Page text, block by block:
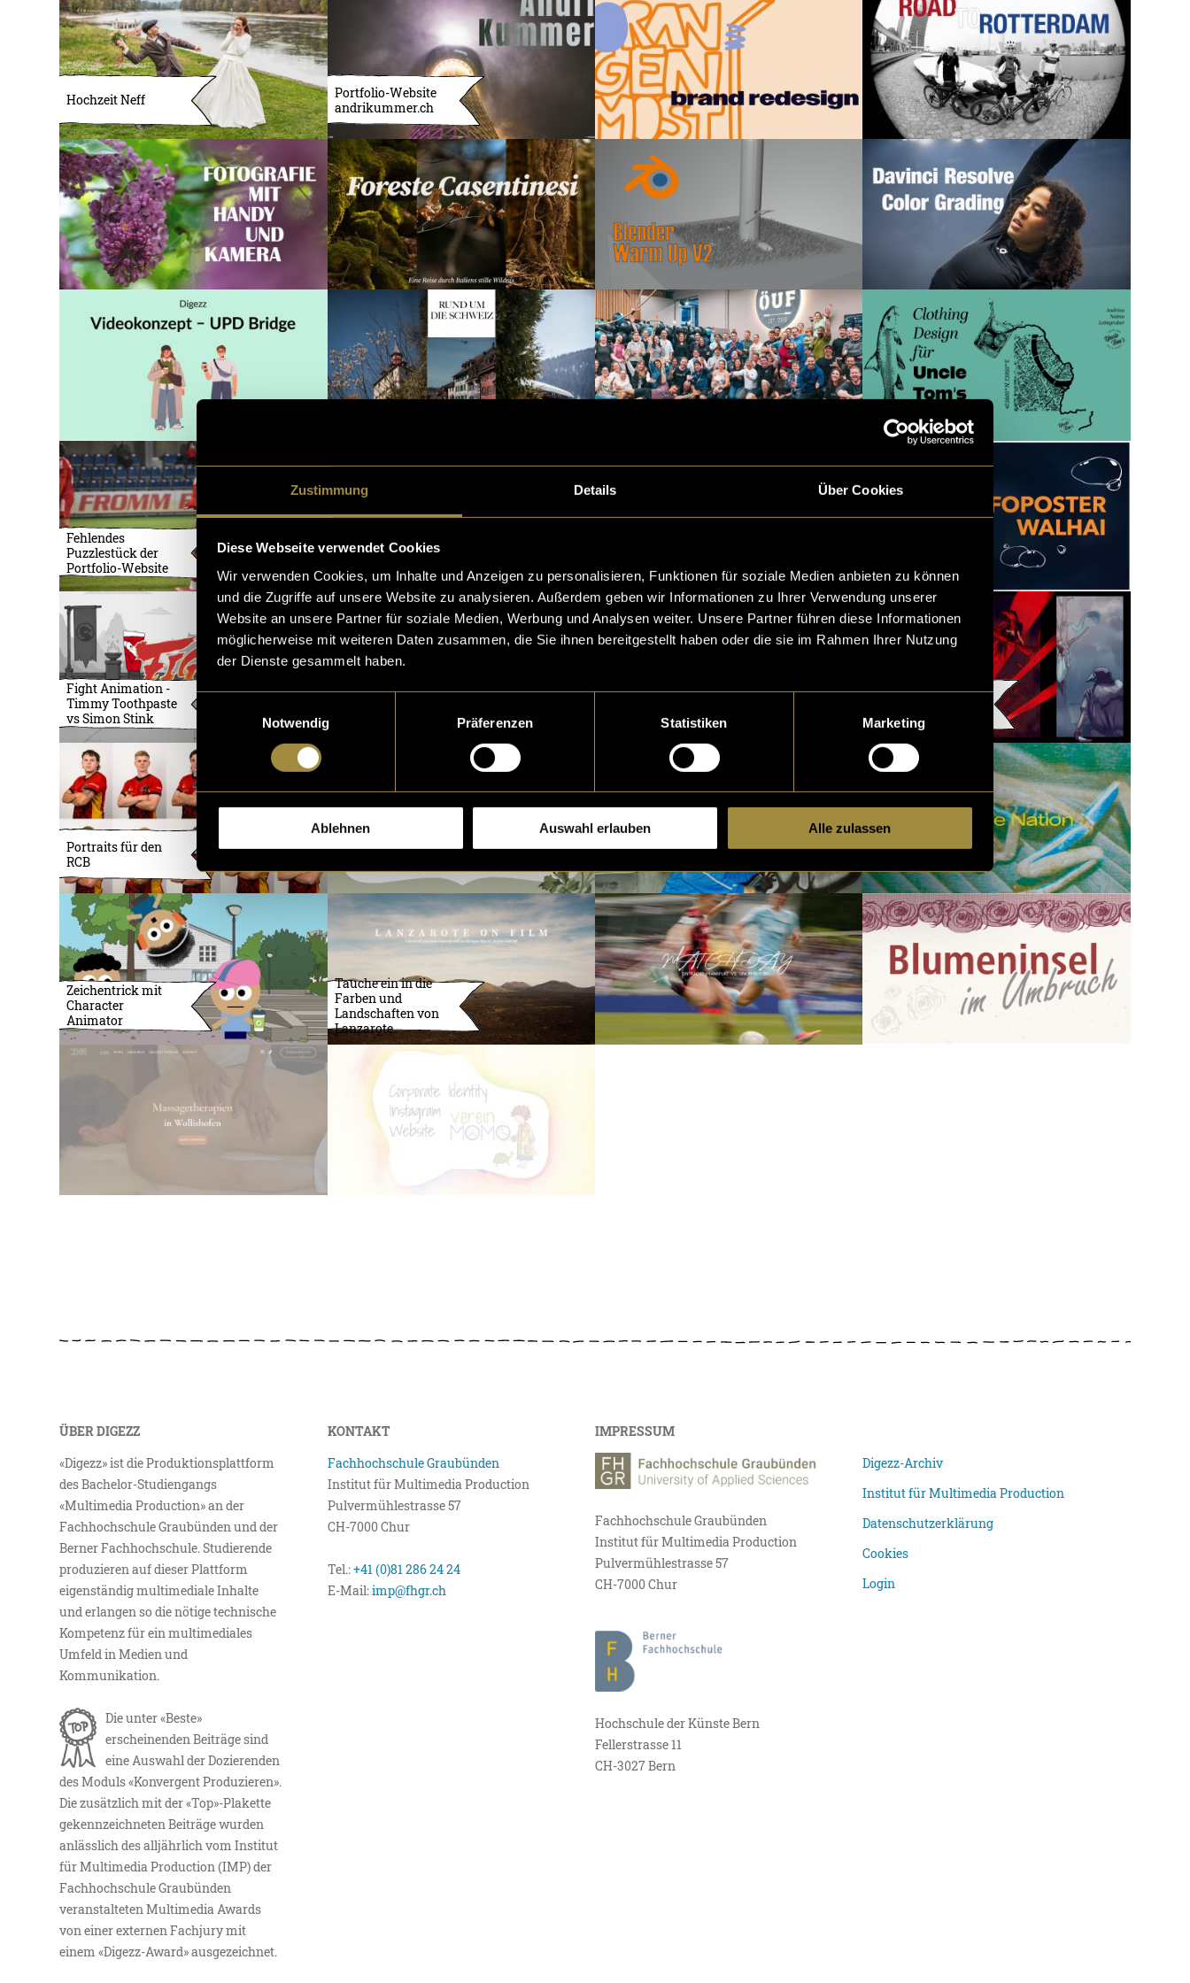
Zustimmung Details Über Cookies
Diese Webseite verwendet Cookies
Wir verwenden Cookies, um Inhalte und Anzeigen zu personalisieren, Funktionen für soziale Medien anbieten zu können
und die Zugriffe auf unsere Website zu analysieren. Außerdem geben wir Informationen zu Ihrer Verwendung unserer
Website an unsere Partner für soziale Medien, Werbung und Analysen weiter. Unsere Partner führen diese Informationen
möglicherweise mit weiteren Daten zusammen, die Sie ihnen bereitgestellt haben oder die sie im Rahmen Ihrer Nutzung
der Dienste gesammelt haben.
Einwilligungsauswahl
Notwendig
Präferenzen Statistiken Marketing
Ablehnen Auswahl erlauben Alle zulassen
Hochzeit Neff
Portfolio-Website
andrikummer.ch
Fehlendes
Puzzlestück der
Portfolio-Website
Konzept für den
LoL-Esport
Fight Animation -
Timmy Toothpaste
vs Simon Stink
Basketball Reels
Portraits für den
RCB
Zeichentrick mit
Character
Animator
Tauche ein in die
Farben und
Landschaften von
Lanzarote.
ÜBER DIGEZZ
«Digezz» ist die Produktionsplattform
des Bachelor-Studiengangs
«Multimedia Production» an der
Fachhochschule Graubünden und der
Berner Fachhochschule. Studierende
produzieren auf dieser Plattform
eigenständig multimediale Inhalte
und erlangen so die nötige technische
Kompetenz für ein multimediales
Umfeld in Medien und
Kommunikation.
Die unter «Beste»
erscheinenden Beiträge sind
eine Auswahl der Dozierenden
des Moduls «Konvergent Produzieren».
Die zusätzlich mit der «Top»-Plakette
gekennzeichneten Beiträge wurden
anlässlich des alljährlich vom Institut
für Multimedia Production (IMP) der
Fachhochschule Graubünden
veranstalteten Multimedia Awards
von einer externen Fachjury mit
einem «Digezz-Award» ausgezeichnet.
KONTAKT
Fachhochschule Graubünden
Institut für Multimedia Production
Pulvermühlestrasse 57
CH-7000 Chur
Tel.:+41 (0)81 286 24 24
E-Mail:imp@fhgr.ch
IMPRESSUM
Fachhochschule Graubünden
Institut für Multimedia Production
Pulvermühlestrasse 57
CH-7000 Chur
Hochschule der Künste Bern
Fellerstrasse 11
CH-3027 Bern
Digezz-Archiv
Institut für Multimedia Production
Datenschutzerklärung
Cookies
Login